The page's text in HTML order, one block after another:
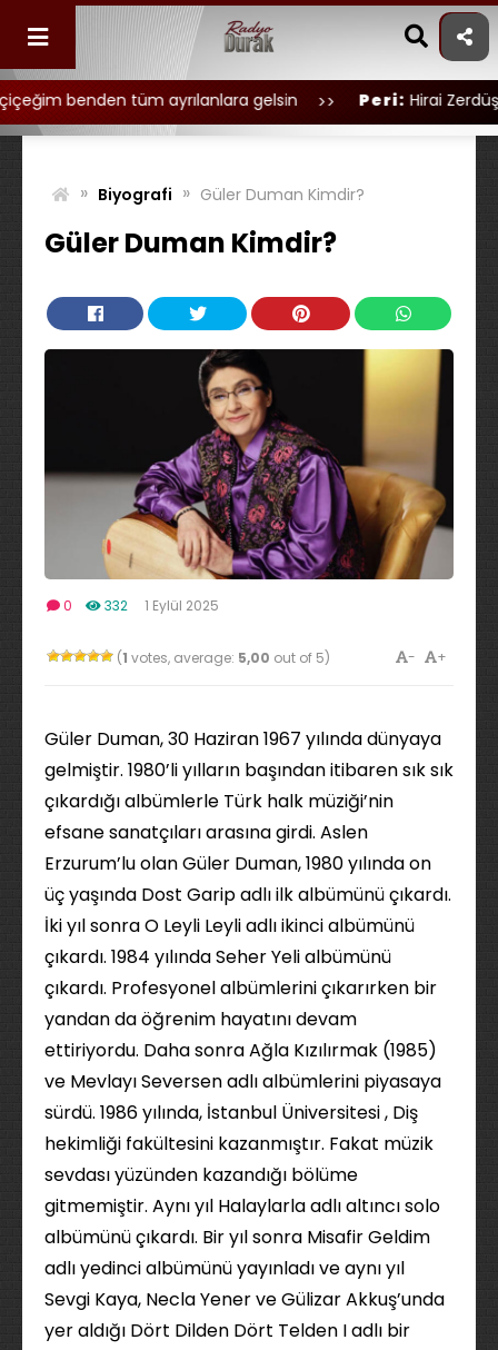
content
tüm ayrılanlara gelsin Peri: Hirai Zerdüşttan
» Biyografi » Güler Duman Kimdir?
Güler Duman Kimdir?
0 332 1 Eylül 2025
(1 votes, average: 5,00 out of 5) +
-
Güler Duman, 30 Haziran 1967 yılında dünyaya
gelmiştir. 1980’li yılların başından itibaren sık sık
çıkardığı albümlerle Türk halk müziği’nin
efsane sanatçıları arasına girdi. Aslen
Erzurum’lu olan Güler Duman, 1980 yılında on
üç yaşında Dost Garip adlı ilk albümünü çıkardı.
İki yıl sonra O Leyli Leyli adlı ikinci albümünü
çıkardı. 1984 yılında Seher Yeli albümünü
çıkardı. Profesyonel albümlerini çıkarırken bir
yandan da öğrenim hayatını devam
ettiriyordu. Daha sonra Ağla Kızılırmak (1985)
ve Mevlayı Seversen adlı albümlerini piyasaya
sürdü. 1986 yılında, İstanbul Üniversitesi , Diş
hekimliği fakültesini kazanmıştır. Fakat müzik
sevdası yüzünden kazandığı bölüme
gitmemiştir. Aynı yıl Halaylarla adlı altıncı solo
albümünü çıkardı. Bir yıl sonra Misafir Geldim
adlı yedinci albümünü yayınladı ve aynı yıl
Sevgi Kaya, Necla Yener ve Gülizar Akkuş’unda
yer aldığı Dört Dilden Dört Telden I adlı bir